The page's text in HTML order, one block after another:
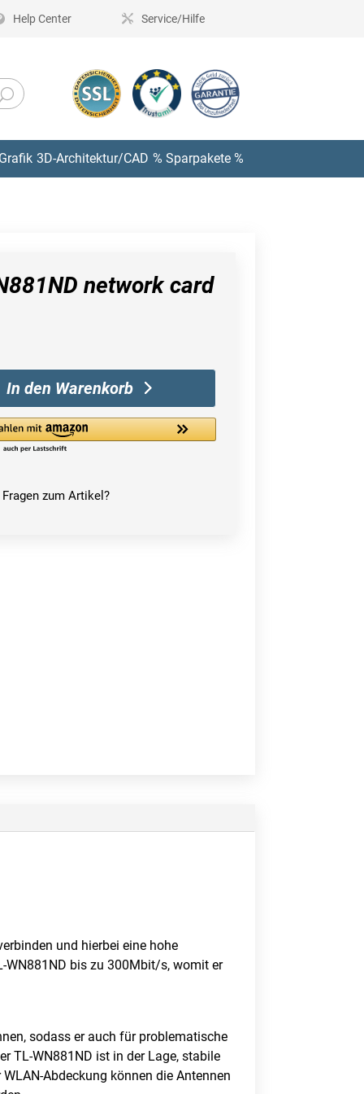
Help Center Service/Hilfe
3D-Architektur/CAD % Sparpakete %
network card
In den Warenkorb
Fragen zum Artikel?
und hierbei eine hohe
WN881ND bis zu 300Mbit/s, womit er
sodass er auch für problematische
TL-WN881ND ist in der Lage, stabile
Abdeckung können die Antennen